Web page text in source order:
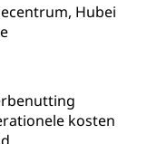
Hubei
kosten